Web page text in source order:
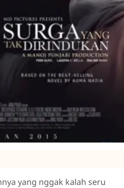
yang nggak kalah seru